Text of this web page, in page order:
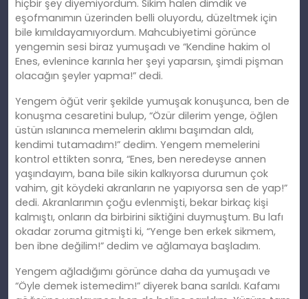
hiçbir şey diyemiyordum. Sikim halen dimdik ve
eşofmanımın üzerinden belli oluyordu, düzeltmek için
bile kımıldayamıyordum. Mahcubiyetimi görünce
yengemin sesi biraz yumuşadı ve “Kendine hakim ol
Enes, evlenince karınla her şeyi yaparsın, şimdi pişman
olacağın şeyler yapma!” dedi.
Yengem öğüt verir şekilde yumuşak konuşunca, ben de
konuşma cesaretini bulup, “Özür dilerim yenge, öğlen
üstün ıslanınca memelerin aklımı başımdan aldı,
kendimi tutamadım!” dedim. Yengem memelerini
kontrol ettikten sonra, “Enes, ben neredeyse annen
yaşındayım, bana bile sikin kalkıyorsa durumun çok
vahim, git köydeki akranların ne yapıyorsa sen de yap!”
dedi. Akranlarımın çoğu evlenmişti, bekar birkaç kişi
kalmıştı, onların da birbirini siktiğini duymuştum. Bu lafı
okadar zoruma gitmişti ki, “Yenge ben erkek sikmem,
ben ibne değilim!” dedim ve ağlamaya başladım.
Yengem ağladığımı görünce daha da yumuşadı ve
“Öyle demek istemedim!” diyerek bana sarıldı. Kafamı